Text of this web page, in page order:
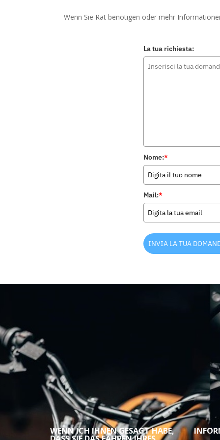
Wenn Sie Rat benötigen oder mehr
La tua richiesta:
Nome:*
Mail:*
INVIA LA TUA
WENN ICH IHNEN GESAGT HABE,